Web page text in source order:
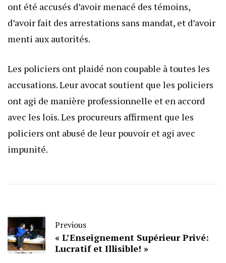
ont été accusés d’avoir menacé des témoins,
d’avoir fait des arrestations sans mandat, et d’avoir
menti aux autorités.
Les policiers ont plaidé non coupable à toutes les
accusations. Leur avocat soutient que les policiers
ont agi de manière professionnelle et en accord
avec les lois. Les procureurs affirment que les
policiers ont abusé de leur pouvoir et agi avec
impunité.
Previous
« L’Enseignement Supérieur Privé:
Lucratif et Illisible! »